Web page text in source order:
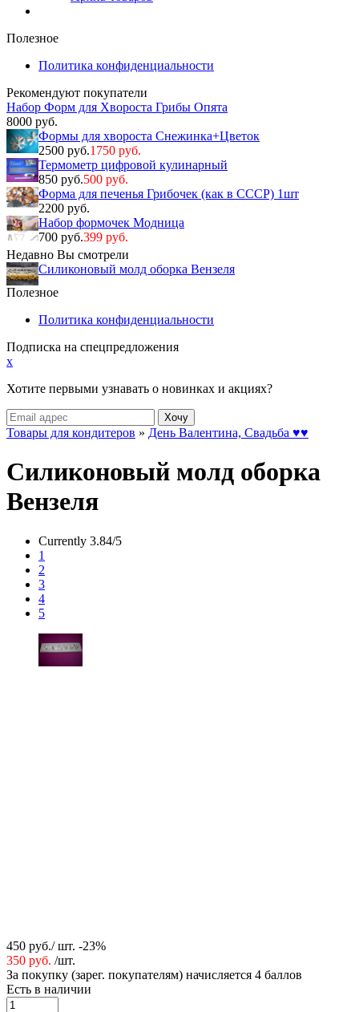
Полезное
Политика конфиденциальности
Рекомендуют покупатели
Набор Форм для Хвороста Грибы Опята
8000 руб.
Формы для хвороста Снежинка+Цветок
2500 руб.1750 руб.
Термометр цифровой кулинарный
850 руб.500 руб.
Форма для печенья Грибочек (как в СССР) 1шт
2200 руб.
Набор формочек Модница
700 руб.399 руб.
Недавно Вы смотрели
Силиконовый молд оборка Вензеля
Полезное
Политика конфиденциальности
Подписка на спецпредложения
x
Хотите первыми узнавать о новинках и акциях?
Товары для кондитеров » День Валентина, Свадьба ♥♥
Силиконовый молд оборка
Вензеля
Currently 3.84/5
1
2
3
4
5
450 руб./ шт. -23%
350 руб. /шт.
За покупку (зарег. покупателям) начисляется 4 баллов
Есть в наличии